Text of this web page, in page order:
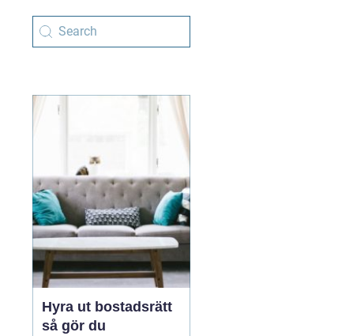
Hyra ut bostadsrätt
så gör du